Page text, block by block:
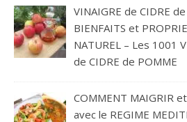
VINAIGRE de CIDRE
BIENFAITS et
NATUREL – Les 1001
de CIDRE de POMME
COMMENT MAIGRIR
avec le REGIME